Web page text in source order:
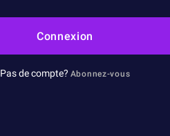
Connexion
Pas de compte? Abonnez-vous